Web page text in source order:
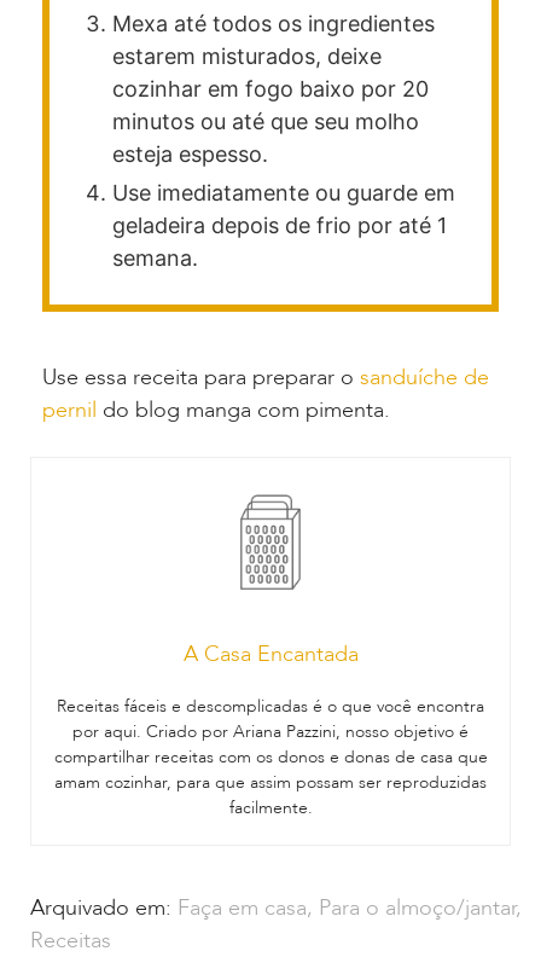
Mexa até todos os ingredientes
estarem misturados, deixe
cozinhar em fogo baixo por 20
minutos ou até que seu molho
esteja espesso.
Use imediatamente ou guarde em
geladeira depois de frio por até 1
semana.
Use essa receita para preparar o sanduíche de
pernil do blog manga com pimenta.
A Casa Encantada
Receitas fáceis e descomplicadas é o que você encontra
por aqui. Criado por Ariana Pazzini, nosso objetivo é
compartilhar receitas com os donos e donas de casa que
amam cozinhar, para que assim possam ser reproduzidas
facilmente.
Arquivado em: Faça em casa, Para o almoço/jantar,
Receitas